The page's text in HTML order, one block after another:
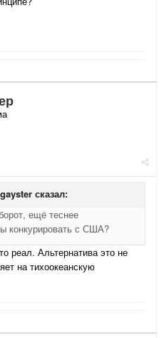
сказал:
ещё теснее
конкурировать с США?
реал. Альтернатива это не
на тихоокеанскую